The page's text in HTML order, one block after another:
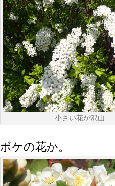
小さい花が沢山
ボケの花か。